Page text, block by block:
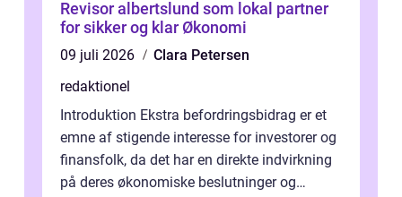
Revisor albertslund som lokal partner
for sikker og klar Økonomi
09 juli 2026
Clara Petersen
redaktionel
Introduktion Ekstra befordringsbidrag er et
emne af stigende interesse for investorer og
finansfolk, da det har en direkte indvirkning
på deres økonomiske beslutninger og